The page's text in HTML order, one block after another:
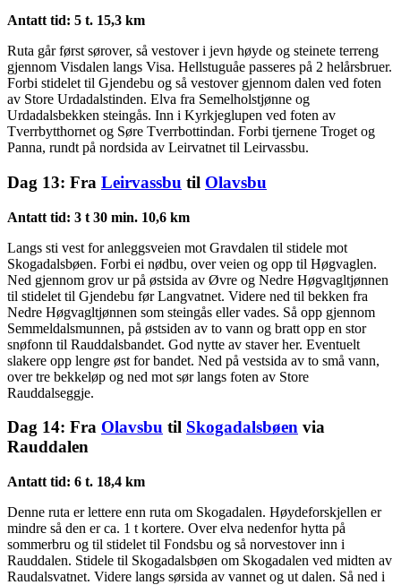
Antatt tid: 5 t. 15,3 km
Ruta går først sørover, så vestover i jevn høyde og steinete terreng
gjennom Visdalen langs Visa. Hellstuguåe passeres på 2 helårsbruer.
Forbi stidelet til Gjendebu og så vestover gjennom dalen ved foten
av Store Urdadalstinden. Elva fra Semelholstjønne og
Urdadalsbekken steingås. Inn i Kyrkjeglupen ved foten av
Tverrbytthornet og Søre Tverrbottindan. Forbi tjernene Troget og
Panna, rundt på nordsida av Leirvatnet til Leirvassbu.
Dag 13: Fra Leirvassbu til Olavsbu
Antatt tid: 3 t 30 min. 10,6 km
Langs sti vest for anleggsveien mot Gravdalen til stidele mot
Skogadalsbøen. Forbi ei nødbu, over veien og opp til Høgvaglen.
Ned gjennom grov ur på østsida av Øvre og Nedre Høgvagltjønnen
til stidelet til Gjendebu før Langvatnet. Videre ned til bekken fra
Nedre Høgvagltjønnen som steingås eller vades. Så opp gjennom
Semmeldalsmunnen, på østsiden av to vann og bratt opp en stor
snøfonn til Rauddalsbandet. God nytte av staver her. Eventuelt
slakere opp lengre øst for bandet. Ned på vestsida av to små vann,
over tre bekkeløp og ned mot sør langs foten av Store
Rauddalseggje.
Dag 14: Fra Olavsbu til Skogadalsbøen via
Rauddalen
Antatt tid: 6 t. 18,4 km
Denne ruta er lettere enn ruta om Skogadalen. Høydeforskjellen er
mindre så den er ca. 1 t kortere. Over elva nedenfor hytta på
sommerbru og til stidelet til Fondsbu og så norvestover inn i
Rauddalen. Stidele til Skogadalsbøen om Skogadalen ved midten av
Raudalsvatnet. Videre langs sørsida av vannet og ut dalen. Så ned i